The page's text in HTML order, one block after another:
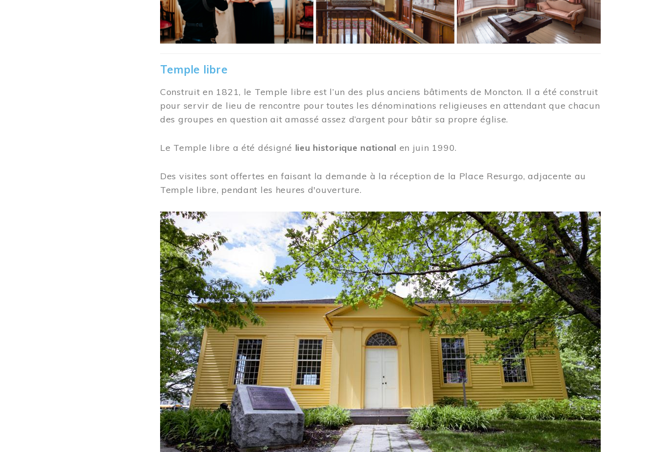
Temple libre
Construit en 1821, le Temple libre est l’un des plus anciens bâtiments de Moncton. Il a été construit
pour servir de lieu de rencontre pour toutes les dénominations religieuses en attendant que chacun
des groupes en question ait amassé assez d’argent pour bâtir sa propre église.
Le Temple libre a été désigné lieu historique national en juin 1990.
Des visites sont offertes en faisant la demande à la réception de la Place Resurgo, adjacente au
Temple libre, pendant les heures d'ouverture.
Image